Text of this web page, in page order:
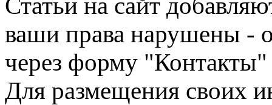
Статьи на сайт
ваши права нарушены -
через форму "Контакты"
Для размещения своих